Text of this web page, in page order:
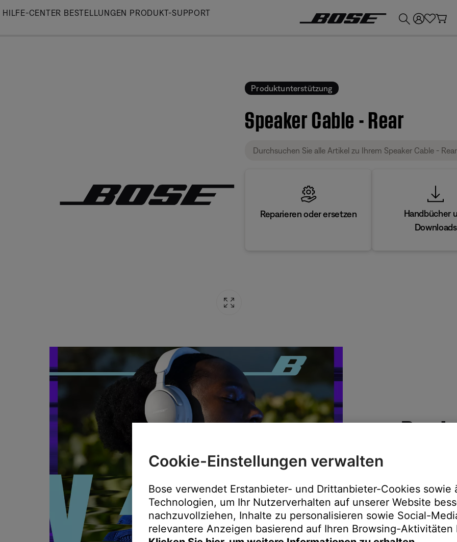
Skip
HILFE-CENTER BESTELLUNGEN PRODUKT-SUPPORT
Produktunterstützung
Speaker Cable - Rear
Reparieren oder ersetzen
Handbücher
Downloads
Immer der
Upgrades,
Bestellungen
Cookie-Einstellungen verwalten
Bose verwendet Erstanbieter- und Drittanbieter-Cookies sowie
Technologien, um Ihr Nutzerverhalten auf unserer Website
nachzuvollziehen, Inhalte zu personalisieren sowie Social-
relevantere Anzeigen basierend auf Ihren Browsing-Aktivitäten